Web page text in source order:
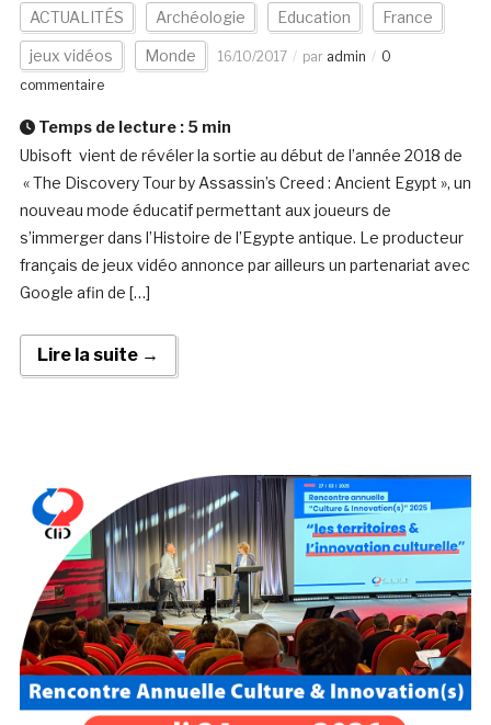
ACTUALITÉS Archéologie Education France
jeux vidéos Monde 16/10/2017 par admin
0
commentaire
Temps de lecture : 5 min
Ubisoft vient de révéler la sortie au début de l’année 2018 de
« The Discovery Tour by Assassin’s Creed : Ancient Egypt », un
nouveau mode éducatif permettant aux joueurs de
s’immerger dans l’Histoire de l’Egypte antique. Le producteur
français de jeux vidéo annonce par ailleurs un partenariat avec
Google afin de […]
Lire la suite →